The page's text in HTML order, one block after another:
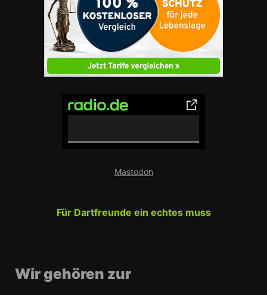
C
p
Mastodon
Für Dartfreunde ein echtes muss
Wir gehören zur